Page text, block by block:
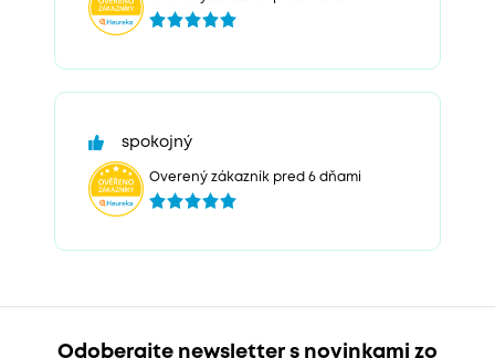
spokojný
Overený zákazník pred 6 dňami
Odoberajte newsletter s novinkami zo